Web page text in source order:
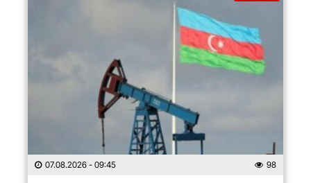
07.08.2026 - 09:45 98